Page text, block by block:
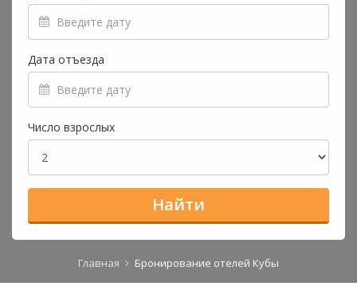
Дата отъезда
Число взрослых
Найти
Главная Бронирование отелей Кубы